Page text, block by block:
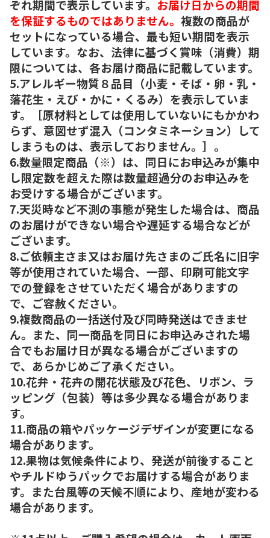
ぞれ期間で表示しています。 お届け日からの期間
を保証するものではありません。 複数の商品が
セットになっている場合、最も短い期間を表示
しています。なお、法律に基づく賞味（消費）期
限については、各お届け商品に記載しています。
5.アレルギー物質８品目（小麦・そば・卵・乳・
落花生・えび・かに・くるみ）を表示していま
す。［原材料としては使用していないにもかかわ
らず、意図せず混入（コンタミネーション）して
しまうものは、表示しておりません。］。
6.数量限定商品（※）は、同日にお申込みが集中
し限定数を超えた際は数量超過分のお申込みを
お受けする場合がございます。
7.天災時など不測の事態が発生した場合は、商品
のお届けができない場合や遅延する場合などが
ございます。
8.ご依頼主さま又はお届け先さまのご氏名に旧字
等が使用されていた場合、一部、印刷可能文字
での登録をさせていただく場合がありますの
で、ご容赦ください。
9.複数商品の一括送付及び同時発送はできませ
ん。また、同一商品を同日にお申込みされた場
合でもお届け日が異なる場合がございますの
で、あらかじめご了承ください。
10.花弁・花卉の開花状態及び花色、リボン、ラ
ッピング（包装）等は多少異なる場合がありま
す。
11.商品の箱やパッケージデザインが変更になる
場合があります。
12.果物は気候条件により、発送が前後すること
やチルドゆうパックでお届けする場合がありま
す。また台風等の天候不順により、産地が変わる
場合があります。